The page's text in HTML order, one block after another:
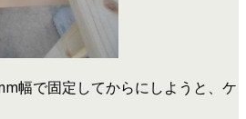
幅で固定してからにしようと、ケ